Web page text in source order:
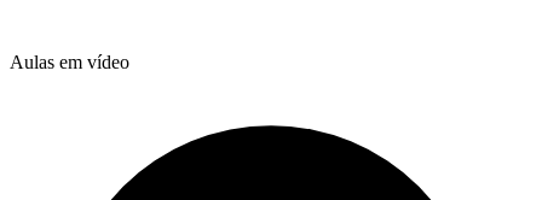
Aulas em vídeo